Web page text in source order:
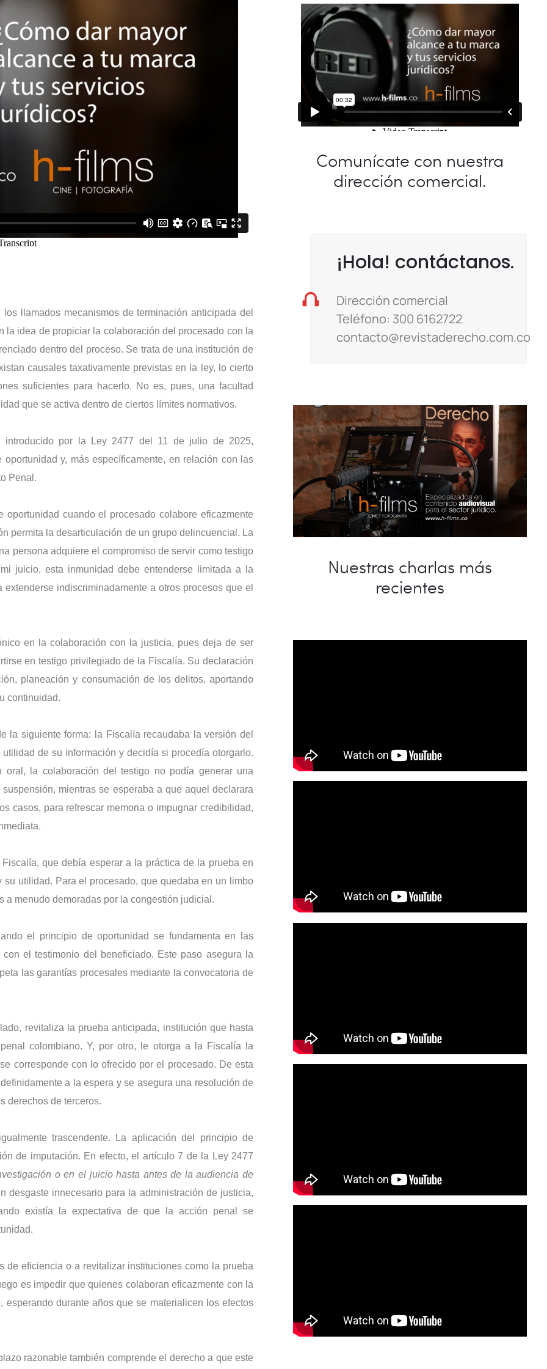
llamados mecanismos de terminación anticipada del
idea de propiciar la colaboración del procesado con la
dentro del proceso. Se trata de una institución de
causales taxativamente previstas en la ley, lo cierto
suficientes para hacerlo. No es, pues, una facultad
que se activa dentro de ciertos límites normativos.
introducido por la Ley 2477 del 11 de julio de 2025,
y, más específicamente, en relación con las
Penal.
cuando el procesado colabore eficazmente
permita la desarticulación de un grupo delincuencial. La
persona adquiere el compromiso de servir como testigo
juicio, esta inmunidad debe entenderse limitada a la
indiscriminadamente a otros procesos que el
en la colaboración con la justicia, pues deja de ser
en testigo privilegiado de la Fiscalía. Su declaración
planeación y consumación de los delitos, aportando
continuidad.
la siguiente forma: la Fiscalía recaudaba la versión del
de su información y decidía si procedía otorgarlo.
la colaboración del testigo no podía generar una
mientras se esperaba a que aquel declarara
casos, para refrescar memoria o impugnar credibilidad,
que debía esperar a la práctica de la prueba en
utilidad. Para el procesado, que quedaba en un limbo
menudo demoradas por la congestión judicial.
el principio de oportunidad se fundamenta en las
el testimonio del beneficiado. Este paso asegura la
las garantías procesales mediante la convocatoria de
revitaliza la prueba anticipada, institución que hasta
colombiano. Y, por otro, le otorga a la Fiscalía la
corresponde con lo ofrecido por el procesado. De esta
a la espera y se asegura una resolución de
derechos de terceros.
trascendente. La aplicación del principio de
de imputación. En efecto, el artículo 7 de la Ley 2477
o en el juicio hasta antes de la audiencia de
desgaste innecesario para la administración de justicia,
existía la expectativa de que la acción penal se
eficiencia o a revitalizar instituciones como la prueba
es impedir que quienes colaboran eficazmente con la
durante años que se materialicen los efectos
razonable también comprende el derecho a que este
Comunícate con nuestra
dirección comercial.
¡Hola! contáctanos.
Dirección comercial
Teléfono: 300 6162722
contacto@revistaderecho.com.co
Nuestras charlas más
recientes